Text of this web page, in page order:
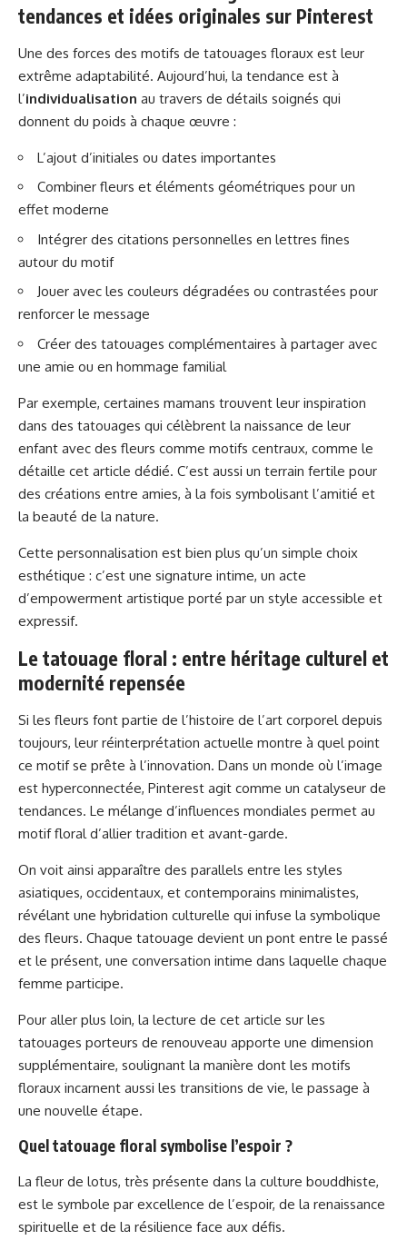
tendances et idées originales sur Pinterest
Une des forces des motifs de tatouages floraux est leur
extrême adaptabilité. Aujourd’hui, la tendance est à
l’individualisation au travers de détails soignés qui
donnent du poids à chaque œuvre :
L’ajout d’initiales ou dates importantes
Combiner fleurs et éléments géométriques pour un
effet moderne
Intégrer des citations personnelles en lettres fines
autour du motif
Jouer avec les couleurs dégradées ou contrastées pour
renforcer le message
Créer des tatouages complémentaires à partager avec
une amie ou en hommage familial
Par exemple, certaines mamans trouvent leur inspiration
dans des tatouages qui célèbrent la naissance de leur
enfant avec des fleurs comme motifs centraux, comme le
détaille cet article dédié. C’est aussi un terrain fertile pour
des créations entre amies, à la fois symbolisant l’amitié et
la beauté de la nature.
Cette personnalisation est bien plus qu’un simple choix
esthétique : c’est une signature intime, un acte
d’empowerment artistique porté par un style accessible et
expressif.
Le tatouage floral : entre héritage culturel et
modernité repensée
Si les fleurs font partie de l’histoire de l’art corporel depuis
toujours, leur réinterprétation actuelle montre à quel point
ce motif se prête à l’innovation. Dans un monde où l’image
est hyperconnectée, Pinterest agit comme un catalyseur de
tendances. Le mélange d’influences mondiales permet au
motif floral d’allier tradition et avant-garde.
On voit ainsi apparaître des parallels entre les styles
asiatiques, occidentaux, et contemporains minimalistes,
révélant une hybridation culturelle qui infuse la symbolique
des fleurs. Chaque tatouage devient un pont entre le passé
et le présent, une conversation intime dans laquelle chaque
femme participe.
Pour aller plus loin, la lecture de cet article sur les
tatouages porteurs de renouveau apporte une dimension
supplémentaire, soulignant la manière dont les motifs
floraux incarnent aussi les transitions de vie, le passage à
une nouvelle étape.
Quel tatouage floral symbolise l’espoir ?
La fleur de lotus, très présente dans la culture bouddhiste,
est le symbole par excellence de l’espoir, de la renaissance
spirituelle et de la résilience face aux défis.